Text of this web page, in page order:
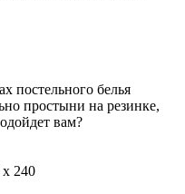
постельного белья
простыни на резинке,
вам?
240